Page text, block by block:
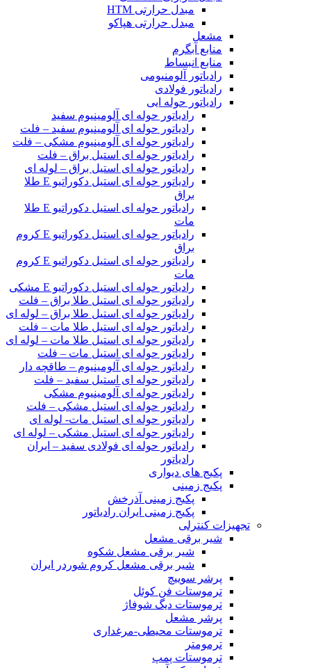
مبدل حرارتی HTM‎
مبدل حرارتی هپاکو
مشعل
منابع آبگرم
منابع انبساط
رادیاتور آلومنیومی
رادیاتور فولادی
رادیاتور حوله ایی
رادیاتور حوله ای آلومینیوم سفید
رادیاتور حوله ای آلومینیوم سفید – فلت
رادیاتور حوله ای آلومینیوم مشکی – فلت
رادیاتور حوله ای استیل براق – فلت
رادیاتور حوله ای استیل براق – لوله ای
رادیاتور حوله ای استیل دکوراتیو E طلا
براق
رادیاتور حوله ای استیل دکوراتیو E طلا
مات
رادیاتور حوله ای استیل دکوراتیو E کروم
براق
رادیاتور حوله ای استیل دکوراتیو E کروم
مات
رادیاتور حوله ای استیل دکوراتیو E مشکی
رادیاتور حوله ای استیل طلا براق – فلت
رادیاتور حوله ای استیل طلا براق – لوله ای
رادیاتور حوله ای استیل طلا مات – فلت
رادیاتور حوله ای استیل طلا مات – لوله ای
رادیاتور حوله ای استیل مات – فلت
رادیاتور حوله ای آلومینیوم – طاقچه دار
رادیاتور حوله ای استیل سفید – فلت
رادیاتور حوله ای آلومینیوم مشکی
رادیاتور حوله ای استیل مشکی – فلت
رادیاتور حوله ای استیل مات- لوله ای
رادیاتور حوله ای استیل مشکی – لوله ای
رادیاتور حوله ای فولادی سفید – ایران
رادیاتور
پکیج های دیواری
پکیج زمینی
پکیج زمینی آذرخش
پکیج زمینی ایران رادیاتور
تجهیزات کنترلی
شیر برقی مشعل
شیر برقی مشعل شکوه
شیر برقی مشعل کروم شوردر ایران
پرشر سوییچ
ترموستات فن کوئل
ترموستات دیگ شوفاژ
پرشر مشعل
ترموستات محیطی-مرغداری
ترمومتر
ترموستات پمپ